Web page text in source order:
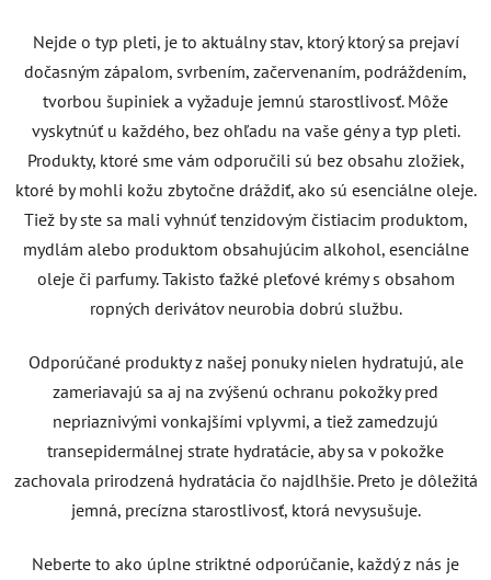
Nejde o typ pleti, je to aktuálny stav, ktorý ktorý sa prejaví
dočasným zápalom, svrbením, začervenaním, podráždením,
tvorbou šupiniek a vyžaduje jemnú starostlivosť. Môže
vyskytnúť u každého, bez ohľadu na vaše gény a typ pleti.
Produkty, ktoré sme vám odporučili sú bez obsahu zložiek,
ktoré by mohli kožu zbytočne dráždiť, ako sú esenciálne oleje.
Tiež by ste sa mali vyhnúť tenzidovým čistiacim produktom,
mydlám alebo produktom obsahujúcim alkohol, esenciálne
oleje či parfumy. Takisto ťažké pleťové krémy s obsahom
ropných derivátov neurobia dobrú službu.
Odporúčané produkty z našej ponuky nielen hydratujú, ale
zameriavajú sa aj na zvýšenú ochranu pokožky pred
nepriaznivými vonkajšími vplyvmi, a tiež zamedzujú
transepidermálnej strate hydratácie, aby sa v pokožke
zachovala prirodzená hydratácia čo najdlhšie. Preto je dôležitá
jemná, precízna starostlivosť, ktorá nevysušuje.
Neberte to ako úplne striktné odporúčanie, každý z nás je